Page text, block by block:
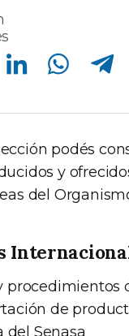
Compartir en Linkedin Compartir en Whatsapp Compartir en Telegram
podés
y
del
procedimientos
de
Senasa